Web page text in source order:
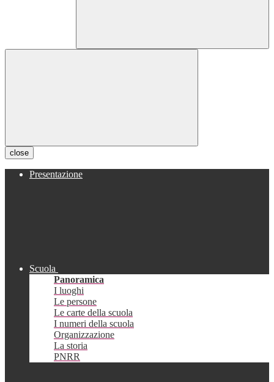
close
Presentazione
Scuola
Panoramica
I luoghi
Le persone
Le carte della scuola
I numeri della scuola
Organizzazione
La storia
PNRR